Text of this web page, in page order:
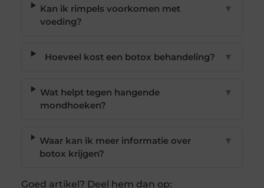
Kan ik rimpels voorkomen met
voeding?
▼
Hoeveel kost een botox behandeling? ▼
Wat helpt tegen hangende
mondhoeken?
▼
Waar kan ik meer informatie over
botox krijgen?
▼
Goed artikel? Deel hem dan op: